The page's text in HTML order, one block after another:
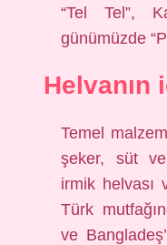
“Tel Tel”,
günümüzde
Helvanın
Temel
şeker, süt ve
irmik helvası
Türk
ve